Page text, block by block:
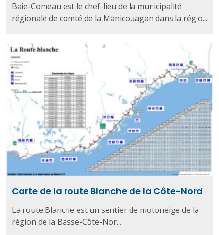
Baie-Comeau est le chef-lieu de la municipalité
régionale de comté de la Manicouagan dans la régio...
Carte de la route Blanche de la Côte-Nord
La route Blanche est un sentier de motoneige de la
région de la Basse-Côte-Nor...